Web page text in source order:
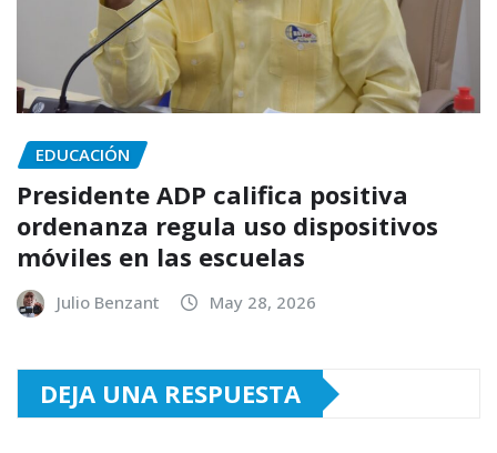
EDUCACIÓN
Presidente ADP califica positiva
ordenanza regula uso dispositivos
móviles en las escuelas
Julio Benzant May 28, 2026
DEJA UNA RESPUESTA